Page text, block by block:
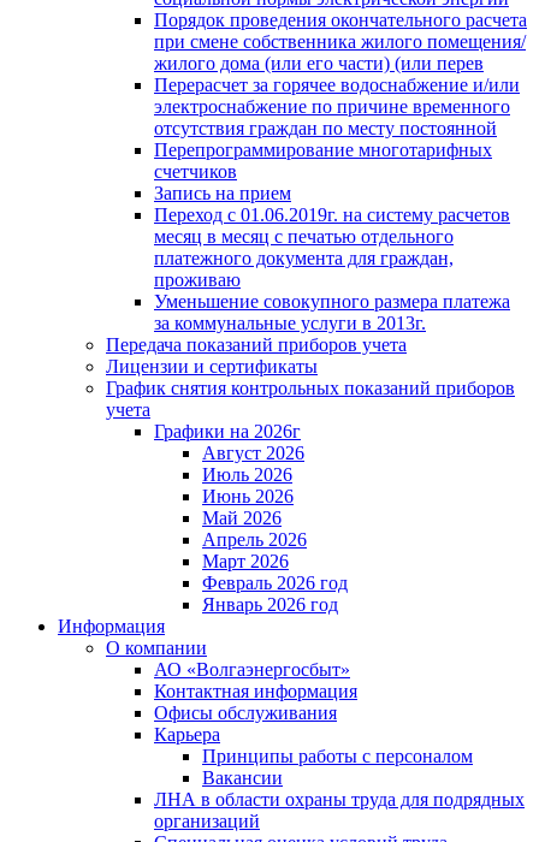
Порядок проведения окончательного расчета
при смене собственника жилого помещения/
жилого дома (или его части) (или перев
Перерасчет за горячее водоснабжение и/или
электроснабжение по причине временного
отсутствия граждан по месту постоянной
Перепрограммирование многотарифных
счетчиков
Запись на прием
Переход с 01.06.2019г. на систему расчетов
месяц в месяц с печатью отдельного
платежного документа для граждан,
проживаю
Уменьшение совокупного размера платежа
за коммунальные услуги в 2013г.
Передача показаний приборов учета
Лицензии и сертификаты
График снятия контрольных показаний приборов
учета
Графики на 2026г
Август 2026
Июль 2026
Июнь 2026
Май 2026
Апрель 2026
Март 2026
Февраль 2026 год
Январь 2026 год
Информация
О компании
АО «Волгаэнергосбыт»
Контактная информация
Офисы обслуживания
Карьера
Принципы работы с персоналом
Вакансии
ЛНА в области охраны труда для подрядных
организаций